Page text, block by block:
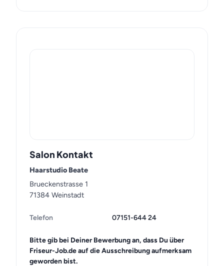
Salon Kontakt
Haarstudio Beate
Brueckenstrasse 1
71384 Weinstadt
Telefon 07151-644 24
Bitte gib bei Deiner Bewerbung an, dass Du über
Friseur-Job.de auf die Ausschreibung aufmerksam
geworden bist.